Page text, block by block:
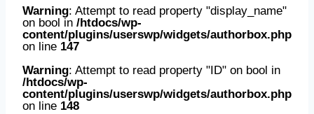
Warning: Attempt to read property "display_name"
on bool in /htdocs/wp-
content/plugins/userswp/widgets/authorbox.php
on line 147
Warning: Attempt to read property "ID" on bool in
/htdocs/wp-
content/plugins/userswp/widgets/authorbox.php
on line 148